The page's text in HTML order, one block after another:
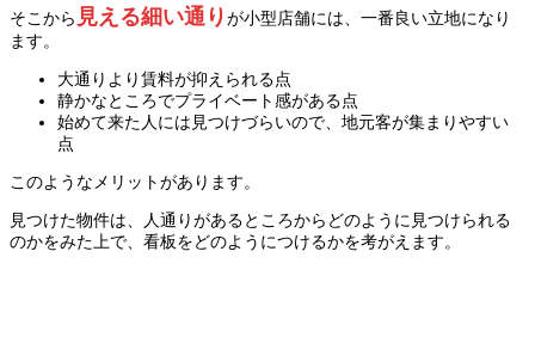
そこから 見える細い通りが小型店舗には、一番良い立地になり
ます。
大通りより賃料が抑えられる点
静かなところでプライベート感がある点
始めて来た人には見つけづらいので、地元客が集まりやすい
点
このようなメリットがあります。
見つけた物件は、人通りがあるところからどのように見つけられる
のかをみた上で、看板をどのようにつけるかを考がえます。